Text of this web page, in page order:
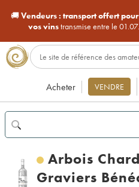
🚚Vendeurs : transport offert
vos vinstransmise entre le
Acheter VENDRE
Arbois
Graviers